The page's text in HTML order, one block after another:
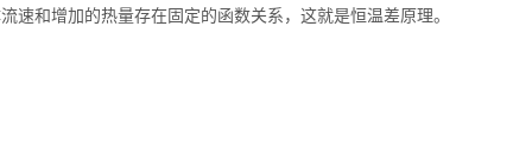
速和增加的热量存在固定的函数关系，这就是恒温差原理。